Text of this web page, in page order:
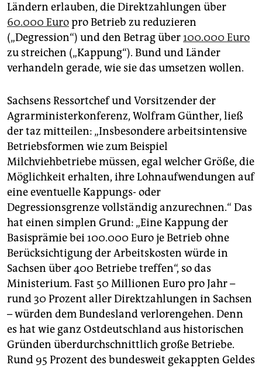
Ländern erlauben, die Direktzahlungen über
60.000 Europro Betrieb zu reduzieren
(„Degression“) und den Betrag über100.000 Euro
zu streichen („Kappung“). Bund und Länder
verhandeln gerade, wie sie das umsetzen wollen.
Sachsens Ressortchef und Vorsitzender der
Agrarministerkonferenz, Wolfram Günther, ließ
der taz mitteilen: „Insbesondere arbeitsintensive
Betriebsformen wie zum Beispiel
Milchviehbetriebe müssen, egal welcher Größe, die
Möglichkeit erhalten, ihre Lohnaufwendungen auf
eine eventuelle Kappungs- oder
Degressionsgrenze vollständig anzurechnen.“ Das
hat einen simplen Grund: „Eine Kappung der
Basisprämie bei 100.000 Euro je Betrieb ohne
Berücksichtigung der Arbeitskosten würde in
Sachsen über 400 Betriebe treffen“, so das
Ministerium. Fast 50 Millionen Euro pro Jahr –
rund 30 Prozent aller Direktzahlungen in Sachsen
– würden dem Bundesland verlorengehen. Denn
es hat wie ganz Ostdeutschland aus historischen
Gründen überdurchschnittlich große Betriebe.
Rund 95 Prozent des bundesweit gekappten Geldes